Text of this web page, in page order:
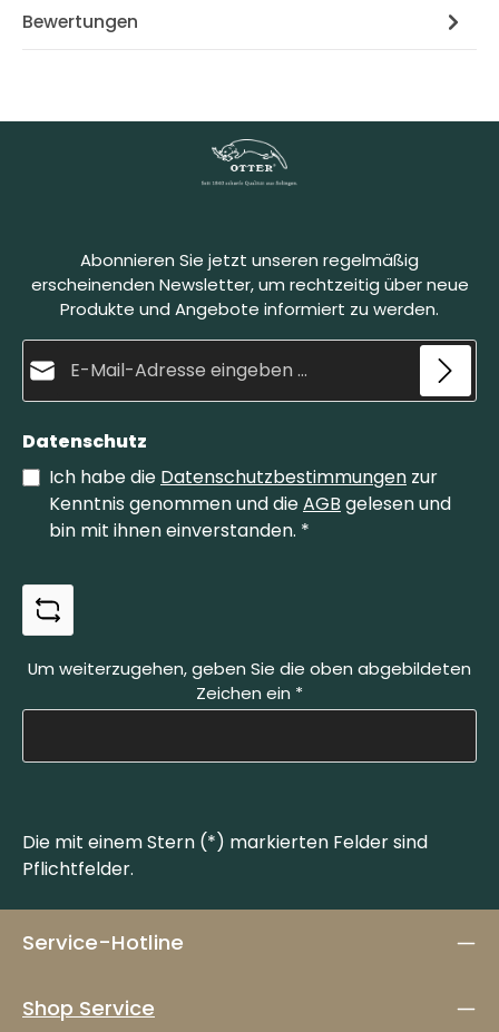
Bewertungen
Abonnieren Sie jetzt unseren regelmäßig
erscheinenden Newsletter, um rechtzeitig über neue
Produkte und Angebote informiert zu werden.
Datenschutz
Ich habe die Datenschutzbestimmungen zur
Kenntnis genommen und dieAGB gelesen und
bin mit ihnen einverstanden. *
Um weiterzugehen, geben Sie die oben abgebildeten
Zeichen ein *
Die mit einem Stern (*) markierten Felder sind
Pflichtfelder.
Service-Hotline
Shop Service